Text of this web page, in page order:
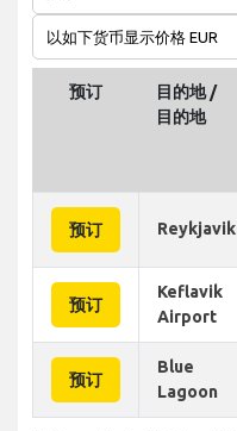
预订
目的地 /
目的地
预订 Reykjavik
预订
Keflavik
Airport
预订
Blue
Lagoon